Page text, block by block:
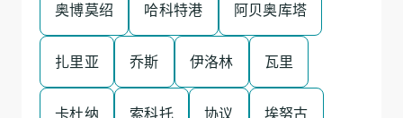
奥博莫绍 哈科特港 阿贝奥库塔
扎里亚 乔斯 伊洛林 瓦里
卡杜纳 索科托 协议 埃努古